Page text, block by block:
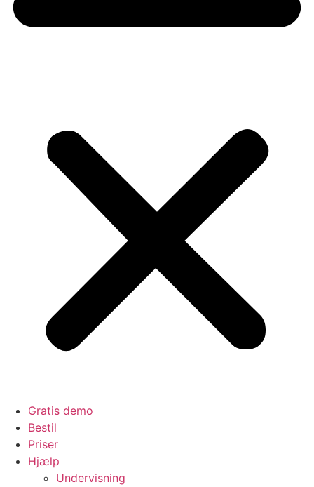
Gratis demo
Bestil
Priser
Hjælp
Undervisning